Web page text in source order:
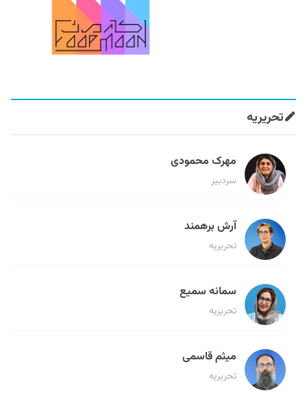
تحریریه
مهرک محمودی
سردبیر
آرش برهمند
تحریریه
سمانه سمیع
تحریریه
میثم قاسمی
تحریریه